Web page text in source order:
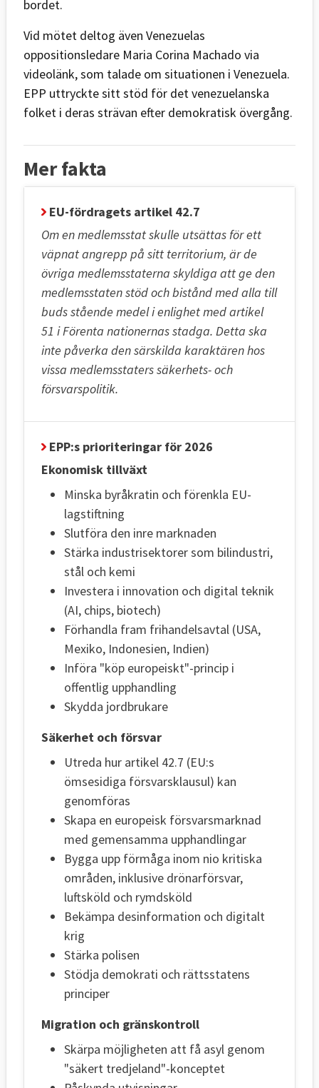
bordet.
Vid mötet deltog även Venezuelas
oppositionsledare Maria Corina Machado via
videolänk, som talade om situationen i Venezuela.
EPP uttryckte sitt stöd för det venezuelanska
folket i deras strävan efter demokratisk övergång.
Mer fakta
EU-fördragets artikel 42.7
Om en medlemsstat skulle utsättas för ett
väpnat angrepp på sitt territorium, är de
övriga medlemsstaterna skyldiga att ge den
medlemsstaten stöd och bistånd med alla till
buds stående medel i enlighet med artikel
51 i Förenta nationernas stadga. Detta ska
inte påverka den särskilda karaktären hos
vissa medlemsstaters säkerhets- och
försvarspolitik.
EPP:s prioriteringar för 2026
Ekonomisk tillväxt
Minska byråkratin och förenkla EU-
lagstiftning
Slutföra den inre marknaden
Stärka industrisektorer som bilindustri,
stål och kemi
Investera i innovation och digital teknik
(AI, chips, biotech)
Förhandla fram frihandelsavtal (USA,
Mexiko, Indonesien, Indien)
Införa "köp europeiskt"-princip i
offentlig upphandling
Skydda jordbrukare
Säkerhet och försvar
Utreda hur artikel 42.7 (EU:s
ömsesidiga försvarsklausul) kan
genomföras
Skapa en europeisk försvarsmarknad
med gemensamma upphandlingar
Bygga upp förmåga inom nio kritiska
områden, inklusive drönarförsvar,
luftsköld och rymdsköld
Bekämpa desinformation och digitalt
krig
Stärka polisen
Stödja demokrati och rättsstatens
principer
Migration och gränskontroll
Skärpa möjligheten att få asyl genom
"säkert tredjeland"-konceptet